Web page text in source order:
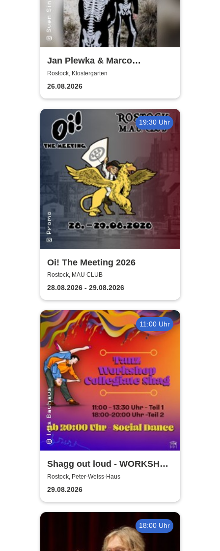
Jan Plewka & Marco
Schmedtje - Between the
Lights
Rostock, Klostergarten
26.08.2026
19:30 Uhr
Oi! The Meeting 2026
Rostock, MAU CLUB
28.08.2026 - 29.08.2026
11:00 Uhr
Shagg out loud - WORKSHOP
+ Social Dance | Peter Weiss
Haus Rostock
Rostock, Peter-Weiss-Haus
29.08.2026
18:00 Uhr